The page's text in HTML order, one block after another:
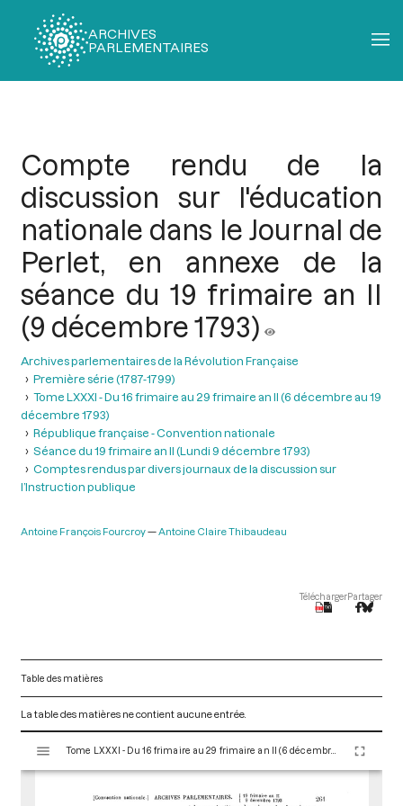
ARCHIVES
PARLEMENTAIRES
Compte rendu de la
discussion sur l'éducation
nationale dans le Journal de
Perlet, en annexe de la
séance du 19 frimaire an II
(9 décembre 1793)
Archives parlementaires de la Révolution Française
Première série (1787-1799)
Tome LXXXI - Du 16 frimaire au 29 frimaire an II (6 décembre au 19
décembre 1793)
République française - Convention nationale
Séance du 19 frimaire an II (Lundi 9 décembre 1793)
Comptes rendus par divers journaux de la discussion sur
l’Instruction publique
Antoine François Fourcroy Antoine Claire Thibaudeau
TéléchargerPartager
Table des matières
La table des matières ne contient aucune entrée.
s
Tome LXXXI - Du 16 frimaire au 29 frimaire an II (6 décembre au 19 décembre 1793)